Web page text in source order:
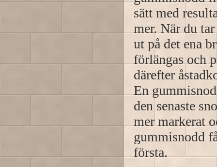
sätt med
mer. När du
ut på det ena
förlängas och
därefter
En
den senaste
mer markerat
gummisnodd
första.